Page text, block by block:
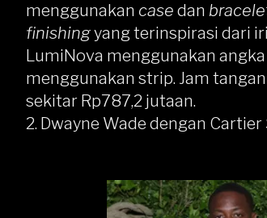
menggunakan case dan
finishingyang terinspirasi dari
LumiNova menggunakan angka
menggunakan strip. Jam
sekitar Rp787,2 jutaan.
2. Dwayne Wade dengan